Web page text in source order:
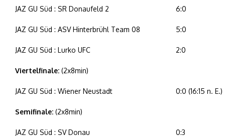
JAZ GU Süd : SR Donaufeld 2 6:0
JAZ GU Süd : ASV Hinterbrühl Team 08 5:0
JAZ GU Süd : Lurko UFC 2:0
Viertelfinale: (2x8min)
JAZ GU Süd : Wiener Neustadt 0:0 (16:15 n. E.)
Semifinale: (2x8min)
JAZ GU Süd : SV Donau 0:3